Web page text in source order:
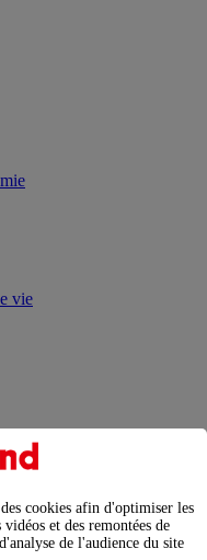
vie
des appareils
électrique
: concentrer les
cookies afin d'optimiser les
et des remontées de
de l'audience du site